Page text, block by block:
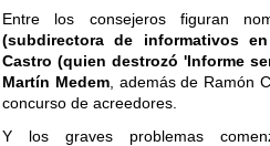
Entre los consejeros figuran
(subdirectora de informativos
Castro (quien destrozó 'Informe
Martín Medem, además de Ramón
concurso de acreedores.
Y los graves problemas